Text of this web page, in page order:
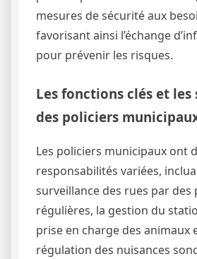
mesures de sécurité aux
favorisant ainsi l’échange
pour prévenir les risques.
Les fonctions clés et
des policiers
Les policiers municipaux ont
responsabilités variées,
surveillance des rues par des
régulières, la gestion du
prise en charge des animaux
régulation des nuisances